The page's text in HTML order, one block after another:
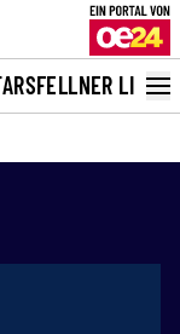
FELLNER LIVE